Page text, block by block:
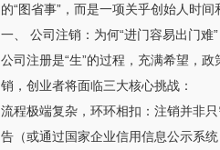
的“图省事”，而是一项关乎创始人时间
一、 公司注销：为何“进门容易出门难”
公司注册是“生”的过程，充满希望，
销，创业者将面临三大核心挑战：
流程极端复杂，环环相扣：注销并非
告（或通过国家企业信用信息公示系